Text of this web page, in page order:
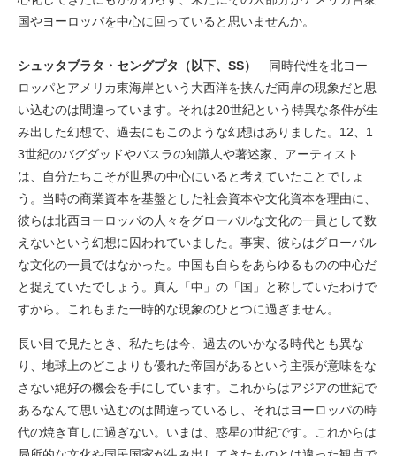
国やヨーロッパを中心に回っていると思いませんか。
シュッタブラタ・セングプタ（以下、SS）
同時代性を北ヨー
ロッパとアメリカ東海岸という大西洋を挟んだ両岸の現象だと思
い込むのは間違っています。それは20世紀という特異な条件が生
み出した幻想で、過去にもこのような幻想はありました。12、1
3世紀のバグダッドやバスラの知識人や著述家、アーティスト
は、自分たちこそが世界の中心にいると考えていたことでしょ
う。当時の商業資本を基盤とした社会資本や文化資本を理由に、
彼らは北西ヨーロッパの人々をグローバルな文化の一員として数
えないという幻想に囚われていました。事実、彼らはグローバル
な文化の一員ではなかった。中国も自らをあらゆるものの中心だ
と捉えていたでしょう。真ん「中」の「国」と称していたわけで
すから。これもまた一時的な現象のひとつに過ぎません。
長い目で見たとき、私たちは今、過去のいかなる時代とも異な
り、地球上のどこよりも優れた帝国があるという主張が意味をな
さない絶好の機会を手にしています。これからはアジアの世紀で
あるなんて思い込むのは間違っているし、それはヨーロッパの時
代の焼き直しに過ぎない。いまは、惑星の世紀です。これからは